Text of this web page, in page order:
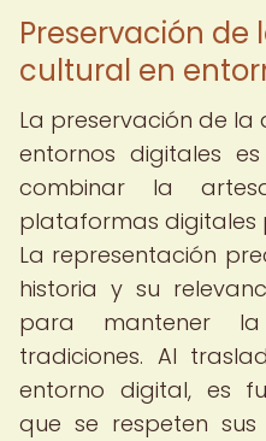
Preservación
cultural en
La preservación de
entornos digitales
combinar la
plataformas digitales
La representación
historia y su
para mantener
tradiciones. Al
entorno digital, es
que se respeten